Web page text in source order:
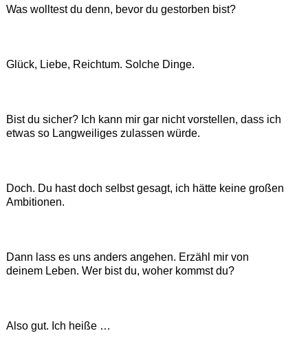
Was wolltest du denn, bevor du gestorben bist?
Glück, Liebe, Reichtum. Solche Dinge.
Bist du sicher? Ich kann mir gar nicht vorstellen, dass ich
etwas so Langweiliges zulassen würde.
Doch. Du hast doch selbst gesagt, ich hätte keine großen
Ambitionen.
Dann lass es uns anders angehen. Erzähl mir von
deinem Leben. Wer bist du, woher kommst du?
Also gut. Ich heiße …